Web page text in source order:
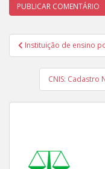
Navegação
de
Instituição de ensino
CNIS: Cadastro